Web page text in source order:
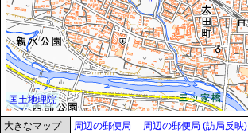
大きなマップ 周辺の郵便局 周辺の郵便局 (訪局反映)